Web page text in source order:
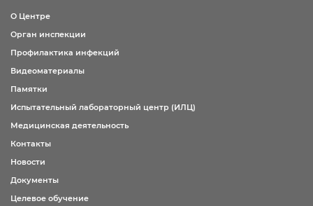
О Центре
Орган инспекции
Профилактика инфекций
Видеоматериалы
Памятки
Испытательный лабораторный центр (ИЛЦ)
Медицинская деятельность
Контакты
Новости
Документы
Целевое обучение